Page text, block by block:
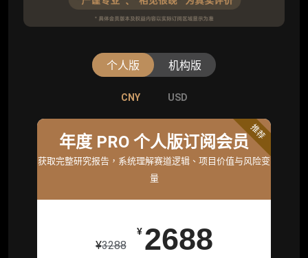
个人版 机构版
CNY USD
年度 PRO 个人版订阅会员
获取完整研究报告，系统理解赛道逻辑、项目价值与风险变
量
¥3288
¥ 2688
推荐
CNY USD
机构标准年度服务会员
获取机构级研究与基础服务
26800
标准版